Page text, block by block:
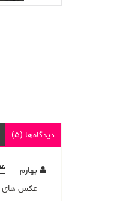
دیدگاه‌ها (5)
بهارم
عکس های